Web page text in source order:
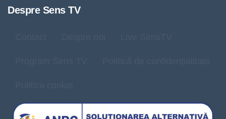
Despre Sens TV